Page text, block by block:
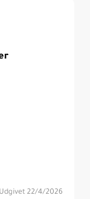
Udgivet 22/4/2026